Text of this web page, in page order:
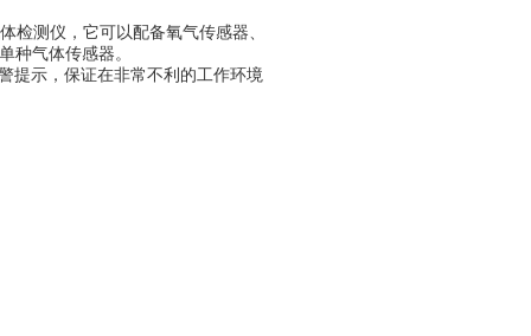
检测仪，它可以配备氧气传感器、
种气体传感器。
提示，保证在非常不利的工作环境